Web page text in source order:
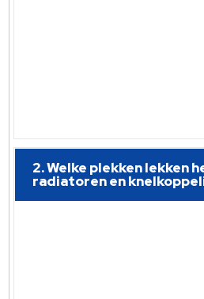
2. Welke plekken lekken
radiatoren en